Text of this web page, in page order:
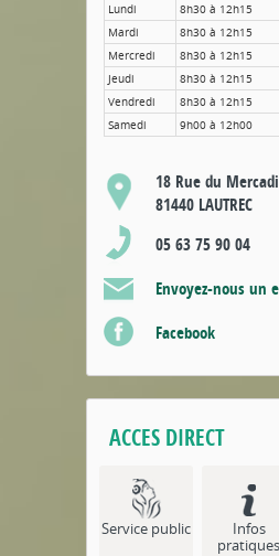
Lundi
8h30 à 12h15
Mardi
8h30 à 12h15
Mercredi
8h30 à 12h15
Jeudi
8h30 à 12h15
Vendredi
8h30 à 12h15
Samedi
9h00 à 12h00
18 Rue du
81440 LAUTREC
05 63 75 90 04
Envoyez-nous un
Facebook
ACCES DIRECT
Service public
Infos
pratiques